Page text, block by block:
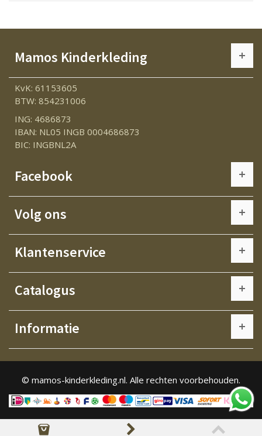
Mamos Kinderkleding
KvK: 61153605
BTW: 854231006
ING: 4686873
IBAN: NL05 INGB 0004686873
BIC: INGBNL2A
Facebook
Volg ons
Klantenservice
Catalogus
Informatie
© mamos-kinderkleding.nl. Alle rechten voorbehouden.